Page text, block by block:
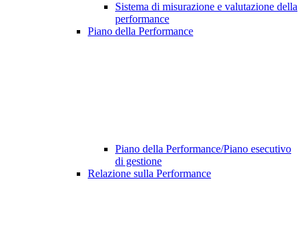
Sistema di misurazione e valutazione della
performance
Piano della Performance
Piano della Performance/Piano esecutivo
di gestione
Relazione sulla Performance